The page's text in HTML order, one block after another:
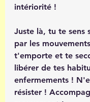
intériorité !
Juste là, tu te sens
par les
t'emporte et te
libérer de tes
enfermements !
résister !